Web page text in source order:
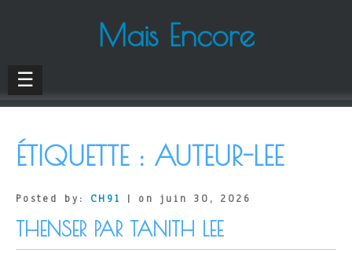
Mais Encore
☰
ÉTIQUETTE : AUTEUR-LEE
Posted by: CH91 | on juin 30, 2026
THENSER PAR TANITH LEE